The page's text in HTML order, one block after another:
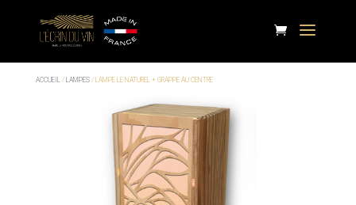
ACCUEIL/ LAMPES/ LAMPE LE NATUREL + GRAPPE AU CENTRE